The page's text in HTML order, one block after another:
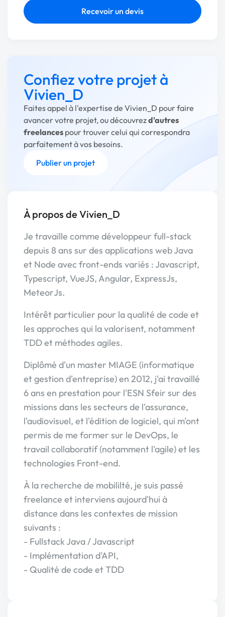
Recevoir un devis
Confiez votre projet à
Vivien_D
Faites appel à l'expertise de Vivien_D pour faire
avancer votre projet, ou découvrezd'autres
freelances pour trouver celui qui correspondra
parfaitement à vos besoins.
Publier un projet
À propos de Vivien_D
Je travaille comme développeur full-stack
depuis 8 ans sur des applications web Java
et Node avec front-ends variés : Javascript,
Typescript, VueJS, Angular, ExpressJs,
MeteorJs.
Intérêt particulier pour la qualité de code et
les approches qui la valorisent, notamment
TDD et méthodes agiles.
Diplômé d'un master MIAGE (informatique
et gestion d'entreprise) en 2012, j'ai travaillé
6 ans en prestation pour l'ESN Sfeir sur des
missions dans les secteurs de l'assurance,
l'audiovisuel, et l'édition de logiciel, qui m'ont
permis de me former sur le DevOps, le
travail collaboratif (notamment l'agile) et les
technologies Front-end.
À la recherche de mobililté, je suis passé
freelance et interviens aujourd'hui à
distance dans les contextes de mission
suivants :
- Fullstack Java / Javascript
- Implémentation d'API,
- Qualité de code et TDD